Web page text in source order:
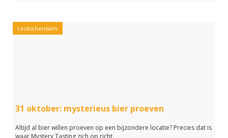
Leidschendam
31 oktober: mysterieus bier proeven
Altijd al bier willen proeven op een bijzondere locatie? Precies dat is
waar Mystery Tasting zich op richt.